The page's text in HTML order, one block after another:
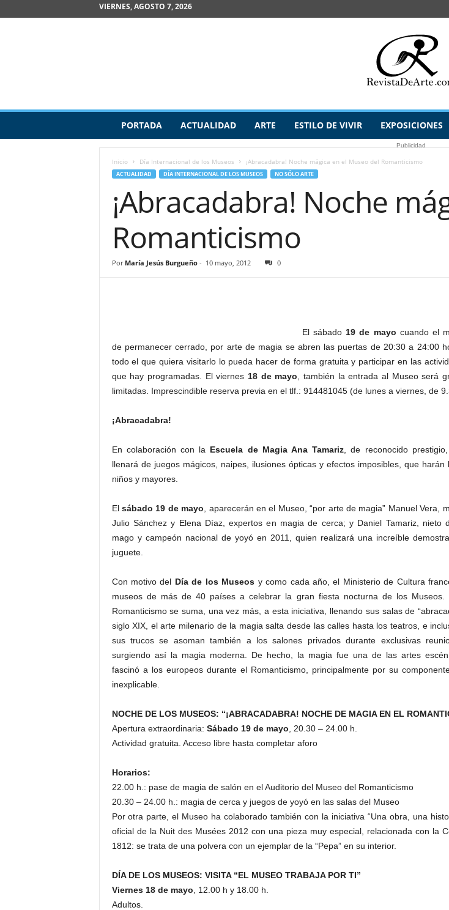
VIERNES, AGOSTO 7, 2026
v
PORTADA ACTUALIDAD ARTE ESTILO DE VIVIR EXPOSICIONES
Publicidad
Inicio Día Internacional de los Museos ¡Abracadabra! Noche mágica en el Museo del Romanticismo
ACTUALIDAD DÍA INTERNACIONAL DE LOS MUSEOS NO SÓLO ARTE
¡Abracadabra! Noche
Romanticismo
Por María Jesús Burgueño- 10 mayo, 2012 0
El sábado 19 de mayo cuando el
de permanecer cerrado, por arte de magia se abren las puertas de 20:30 a 24:00
todo el que quiera visitarlo lo pueda hacer de forma gratuita y participar en las
que hay programadas. El viernes 18 de mayo , también la entrada al Museo será
limitadas. Imprescindible reserva previa en el tlf.: 914481045 (de lunes a viernes, de
¡Abracadabra!
En colaboración con la Escuela de Magia Ana Tamariz , de reconocido
llenará de juegos mágicos, naipes, ilusiones ópticas y efectos imposibles, que harán
niños y mayores.
El sábado 19 de mayo , aparecerán en el Museo, “por arte de magia” Manuel Vera,
Julio Sánchez y Elena Díaz, expertos en magia de cerca; y Daniel Tamariz, nieto
mago y campeón nacional de yoyó en 2011, quien realizará una increíble
juguete.
Con motivo del Día de los Museos y como cada año, el Ministerio de Cultura
museos de más de 40 países a celebrar la gran fiesta nocturna de los Museos.
Romanticismo se suma, una vez más, a esta iniciativa, llenando sus salas de
siglo XIX, el arte milenario de la magia salta desde las calles hasta los teatros, e
sus trucos se asoman también a los salones privados durante exclusivas
surgiendo así la magia moderna. De hecho, la magia fue una de las artes
fascinó a los europeos durante el Romanticismo, principalmente por su
inexplicable.
NOCHE DE LOS MUSEOS: “¡ABRACADABRA! NOCHE DE MAGIA EN EL
Apertura extraordinaria: Sábado 19 de mayo , 20.30 – 24.00 h.
Actividad gratuita. Acceso libre hasta completar aforo
Horarios:
22.00 h.: pase de magia de salón en el Auditorio del Museo del Romanticismo
20.30 – 24.00 h.: magia de cerca y juegos de yoyó en las salas del Museo
Por otra parte, el Museo ha colaborado también con la iniciativa “Una obra, una
oficial de la Nuit des Musées 2012 con una pieza muy especial, relacionada con la
1812: se trata de una polvera con un ejemplar de la “Pepa” en su interior.
DÍA DE LOS MUSEOS: VISITA “EL MUSEO TRABAJA POR TI”
Viernes 18 de mayo , 12.00 h y 18.00 h.
Adultos.